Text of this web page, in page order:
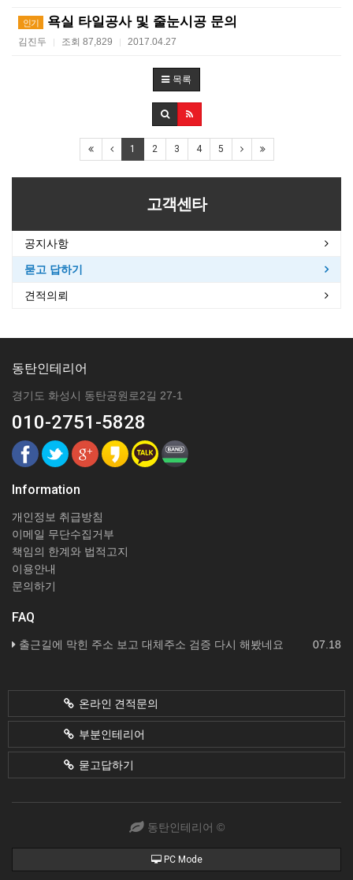
인기 욕실 타일공사 및 줄눈시공 문의
김진두 | 조회 87,829 | 2017.04.27
목록
1 2 3 4 5
고객센타
공지사항
묻고 답하기
견적의뢰
동탄인테리어
경기도 화성시 동탄공원로2길 27-1
010-2751-5828
Information
개인정보 취급방침
이메일 무단수집거부
책임의 한계와 법적고지
이용안내
문의하기
FAQ
07.18
출근길에 막힌 주소 보고 대체주소 검증 다시 해봤네요
온라인 견적문의
부분인테리어
묻고답하기
동탄인테리어 ©
PC Mode